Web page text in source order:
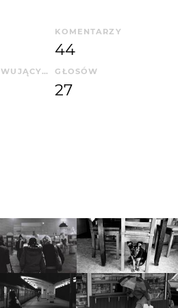
KOMENTARZY
44
OBSERWUJĄCYCH GŁOSÓW
27